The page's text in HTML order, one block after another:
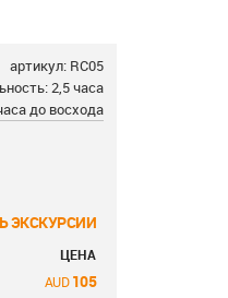
артикул: RC05
2,5 часа
до восхода
ЭКСКУРСИИ
ЦЕНА
105